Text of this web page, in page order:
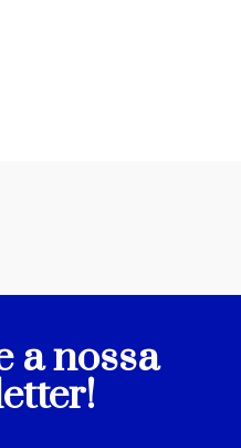
a nossa